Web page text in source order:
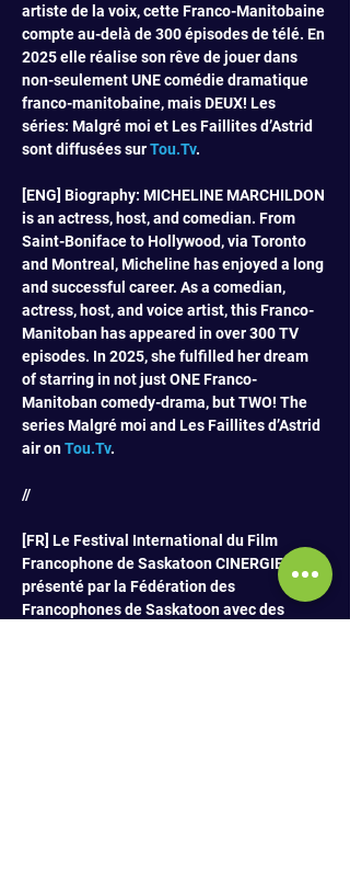
artiste de la voix, cette Franco-Manitobaine
compte au-delà de 300 épisodes de télé. En
2025 elle réalise son rêve de jouer dans
non-seulement UNE comédie dramatique
franco-manitobaine, mais DEUX! Les
séries: Malgré moi et Les Faillites d’Astrid
sont diffusées sur Tou.Tv.
[ENG] Biography: MICHELINE MARCHILDON
is an actress, host, and comedian. From
Saint-Boniface to Hollywood, via Toronto
and Montreal, Micheline has enjoyed a long
and successful career. As a comedian,
actress, host, and voice artist, this Franco-
Manitoban has appeared in over 300 TV
episodes. In 2025, she fulfilled her dream
of starring in not just ONE Franco-
Manitoban comedy-drama, but TWO! The
series Malgré moi and Les Faillites d’Astrid
air on Tou.Tv.
//
[FR] Le Festival International du Film
Francophone de Saskatoon CINERGIE est
présenté par la Fédération des
Francophones de Saskatoon avec des